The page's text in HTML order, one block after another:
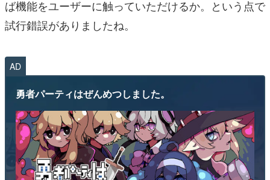
ば機能をユーザーに触っていただけるか。という点で
試行錯誤がありましたね。
AD
勇者パーティはぜんめつしました。